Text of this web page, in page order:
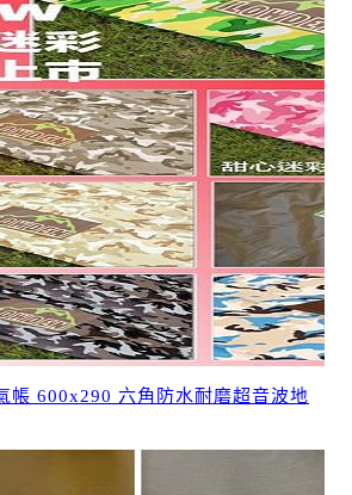
帳 600x290 六角防水耐磨超音波地